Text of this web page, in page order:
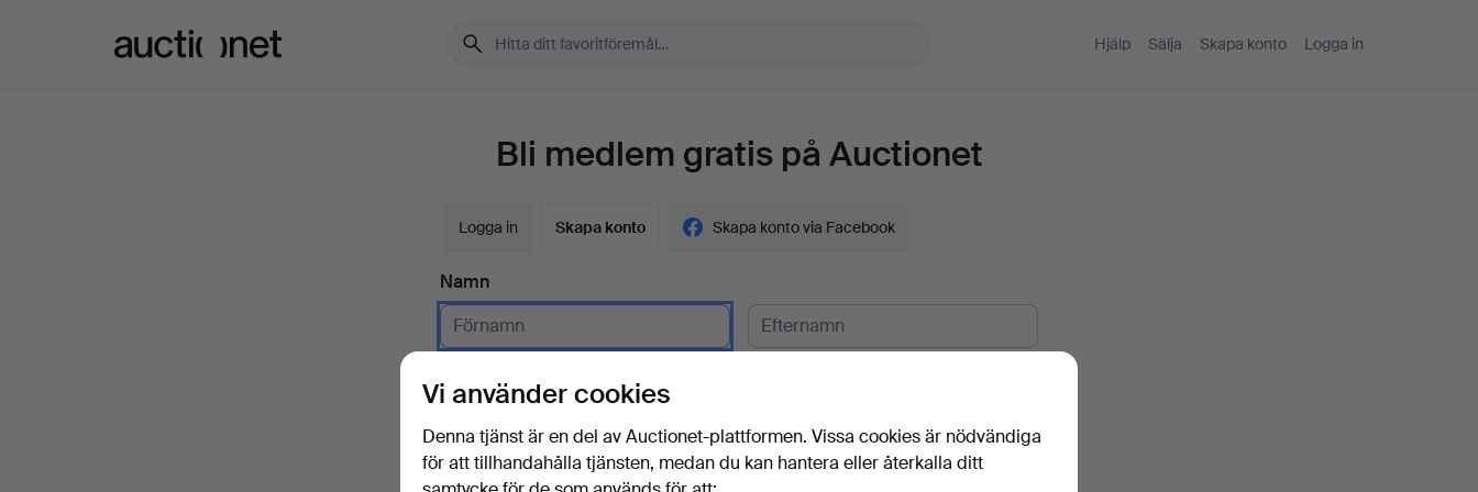
Hjälp Sälja Skapa konto Logga in
Bli medlem gratis på Auctionet
Logga in Skapa konto Skapa konto via Facebook
Namn
E-post
Vi använder cookies
Denna tjänst är en del av Auctionet-plattformen. Vissa cookies är nödvändiga
för att tillhandahålla tjänsten, medan du kan hantera eller återkalla ditt